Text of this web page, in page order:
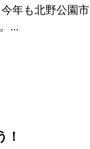
年も北野公園市
...